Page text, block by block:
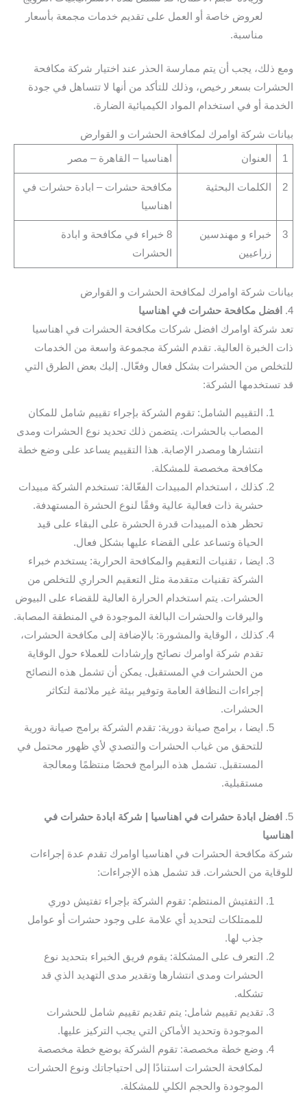
لعروض خاصة أو العمل على تقديم خدمات مجمعة بأسعار
مناسبة.
ومع ذلك، يجب أن يتم ممارسة الحذر عند اختيار شركة مكافحة
الحشرات بسعر رخيص، وذلك للتأكد من أنها لا تتساهل في جودة
الخدمة أو في استخدام المواد الكيميائية الضارة.
بيانات شركة اوامرك لمكافحة الحشرات و القوارض
1 العنوان اهناسيا – القاهرة – مصر
2 الكلمات البحثية
مكافحة حشرات – ابادة حشرات في
اهناسيا
3
خبراء و مهندسين
زراعيين
8 خبراء في مكافحة و ابادة
الحشرات
بيانات شركة اوامرك لمكافحة الحشرات و القوارض
4.
افضل مكافحة حشرات في اهناسيا
تعد شركة اوامرك افضل شركات مكافحة الحشرات في اهناسيا
ذات الخبرة العالية. تقدم الشركة مجموعة واسعة من الخدمات
للتخلص من الحشرات بشكل فعال وفعّال. إليك بعض الطرق التي
قد تستخدمها الشركة:
التقييم الشامل: تقوم الشركة بإجراء تقييم شامل للمكان
المصاب بالحشرات. يتضمن ذلك تحديد نوع الحشرات ومدى
انتشارها ومصدر الإصابة. هذا التقييم يساعد على وضع خطة
مكافحة مخصصة للمشكلة.
كذلك ، استخدام المبيدات الفعّالة: تستخدم الشركة مبيدات
حشرية ذات فعالية عالية وفقًا لنوع الحشرة المستهدفة.
تحظر هذه المبيدات قدرة الحشرة على البقاء على قيد
الحياة وتساعد على القضاء عليها بشكل فعال.
ايضا ، تقنيات التعقيم والمكافحة الحرارية: يستخدم خبراء
الشركة تقنيات متقدمة مثل التعقيم الحراري للتخلص من
الحشرات. يتم استخدام الحرارة العالية للقضاء على البيوض
واليرقات والحشرات البالغة الموجودة في المنطقة المصابة.
كذلك ، الوقاية والمشورة: بالإضافة إلى مكافحة الحشرات،
تقدم شركة اوامرك نصائح وإرشادات للعملاء حول الوقاية
من الحشرات في المستقبل. يمكن أن تشمل هذه النصائح
إجراءات النظافة العامة وتوفير بيئة غير ملائمة لتكاثر
الحشرات.
ايضا ، برامج صيانة دورية: تقدم الشركة برامج صيانة دورية
للتحقق من غياب الحشرات والتصدي لأي ظهور محتمل في
المستقبل. تشمل هذه البرامج فحصًا منتظمًا ومعالجة
مستقبلية.
5.
افضل ابادة حشرات في اهناسيا | شركة ابادة حشرات في
اهناسيا
شركة مكافحة الحشرات في اهناسيا اوامرك تقدم عدة إجراءات
للوقاية من الحشرات. قد تشمل هذه الإجراءات:
التفتيش المنتظم: تقوم الشركة بإجراء تفتيش دوري
للممتلكات لتحديد أي علامة على وجود حشرات أو عوامل
جذب لها.
التعرف على المشكلة: يقوم فريق الخبراء بتحديد نوع
الحشرات ومدى انتشارها وتقدير مدى التهديد الذي قد
تشكله.
تقديم تقييم شامل: يتم تقديم تقييم شامل للحشرات
الموجودة وتحديد الأماكن التي يجب التركيز عليها.
وضع خطة مخصصة: تقوم الشركة بوضع خطة مخصصة
لمكافحة الحشرات استنادًا إلى احتياجاتك ونوع الحشرات
الموجودة والحجم الكلي للمشكلة.